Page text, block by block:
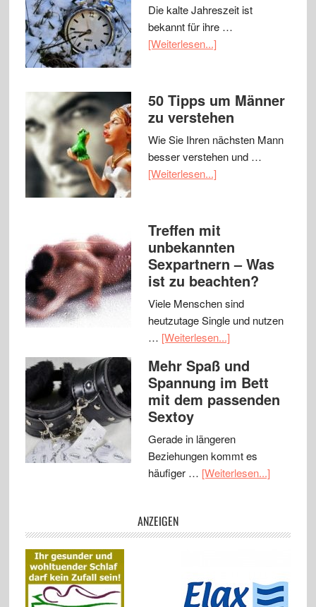
Die kalte Jahreszeit ist
bekannt für ihre …
[Weiterlesen...]
50 Tipps um Männer
zu verstehen
Wie Sie Ihren nächsten Mann
besser verstehen und …
[Weiterlesen...]
Treffen mit
unbekannten
Sexpartnern – Was
ist zu beachten?
Viele Menschen sind
heutzutage Single und nutzen
… [Weiterlesen...]
Mehr Spaß und
Spannung im Bett
mit dem passenden
Sextoy
Gerade in längeren
Beziehungen kommt es
häufiger … [Weiterlesen...]
ANZEIGEN